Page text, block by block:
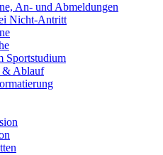
An- und Abmeldungen
Nicht-Antritt
Sportstudium
& Ablauf